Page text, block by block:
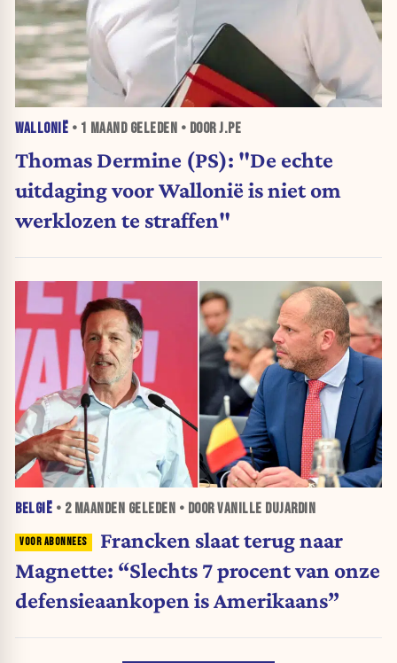
WALLONIË • 1 MAANDGELEDEN • DOOR J.PE
Thomas Dermine (PS): "De echte
uitdaging voor Wallonië is niet om
werklozen te straffen"
BELGIË • 2 MAANDEN GELEDEN • DOOR VANILLE DUJARDIN
Francken slaat terug naar
Magnette: “Slechts 7 procent van onze
defensieaankopen is Amerikaans”